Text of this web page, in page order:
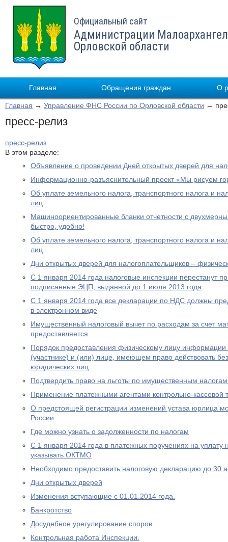
Официальный сайт
Администрации
Орловской области
Главная Обращения граждан О
Главная → Управление ФНС России по Орловской области →
пресс-релиз
пресс-релиз
В этом разделе:
Объявление о проведении Дней открытых дверей для
Информационно-разъяснительный проект «Мы рисуем
Об уплате земельного налога, транспортного налога и
лиц
Машиноориентированные бланки отчетности с
быстро, удобно!
Об уплате земельного налога, транспортного налога и
лиц
Дни открытых дверей для налогоплательщиков –
С 1 января 2014 года налоговые инспекции перестанут
подписанные ЭЦП, выданной до 1 июля 2013 года
С 1 января 2014 года все декларации по НДС должны
в электронном виде
Имущественный налоговый вычет по расходам за счет
предоставляется
Порядок предоставления физическому лицу информации
(участнике) и (или) лице, имеющем право действовать
юридических лиц
Подтвердить право на льготы по имущественным
Применение платежными агентами контрольно-кассовой
О предстоящей регистрации изменений устава юрлица
России
Где можно узнать о задолженности по налогам
С 1 января 2014 года в платежных поручениях на уплату
указывать ОКТМО
Необходимо предоставить налоговую декларацию до 30
Дни открытых дверей
Изменения вступающие с 01.01.2014 года.
Банкротство
Досудебное урегулирование споров
Контрольная работа Инспекции.